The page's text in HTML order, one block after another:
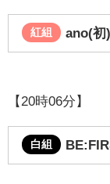
紅組 ano(初
【20時06分】
白組